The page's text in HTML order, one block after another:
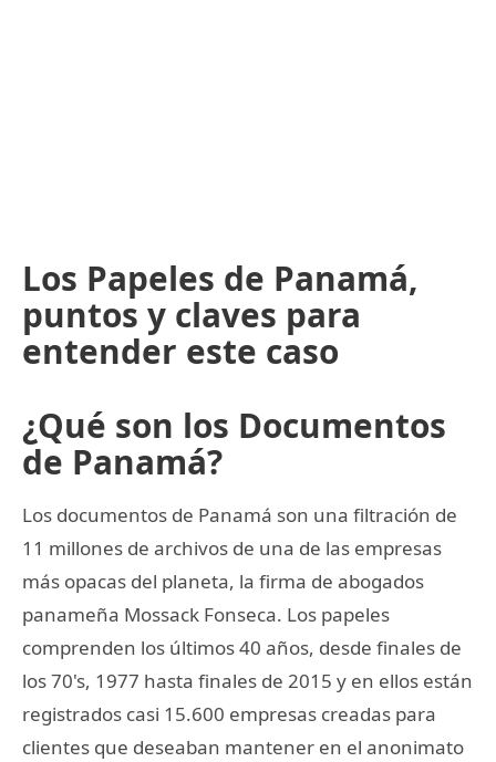
Los Papeles de Panamá,
puntos y claves para
entender este caso
¿Qué son los Documentos
de Panamá?
Los documentos de Panamá son una filtración de
11 millones de archivos de una de las empresas
más opacas del planeta, la firma de abogados
panameña Mossack Fonseca. Los papeles
comprenden los últimos 40 años, desde finales de
los 70's, 1977 hasta finales de 2015 y en ellos están
registrados casi 15.600 empresas creadas para
clientes que deseaban mantener en el anonimato